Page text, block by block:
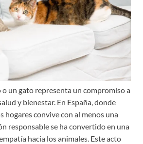
un gato representa un compromiso a
y bienestar. En España, donde
hogares convive con al menos una
responsable se ha convertido en una
hacia los animales. Este acto